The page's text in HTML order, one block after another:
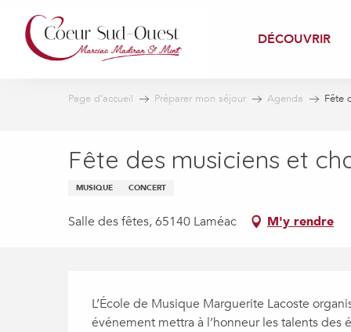
contenu
principal
DÉCOUVRIR
Page d’accueil Préparer mon séjour Agenda Fête
Fête des musiciens et
MUSIQUE CONCERT
Salle des fêtes, 65140 Laméac M'y rendre
Description
L’École de Musique Marguerite Lacoste
événement mettra à l’honneur les talents